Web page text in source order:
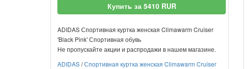
Купить за 5410 RUR
ADIDAS Спортивная куртка женская Climawarm Cruiser
'Black Pink' Спортивная обувь
Не пропускайте акции и распродажи в нашем магазине.
ADIDAS/Спортивная куртка женская Climawarm Cruiser